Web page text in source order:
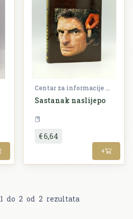
Centar za informacije i publicitet
Sastanak naslijepo
€ 6,64
+
1 do 2 od 2 rezultata